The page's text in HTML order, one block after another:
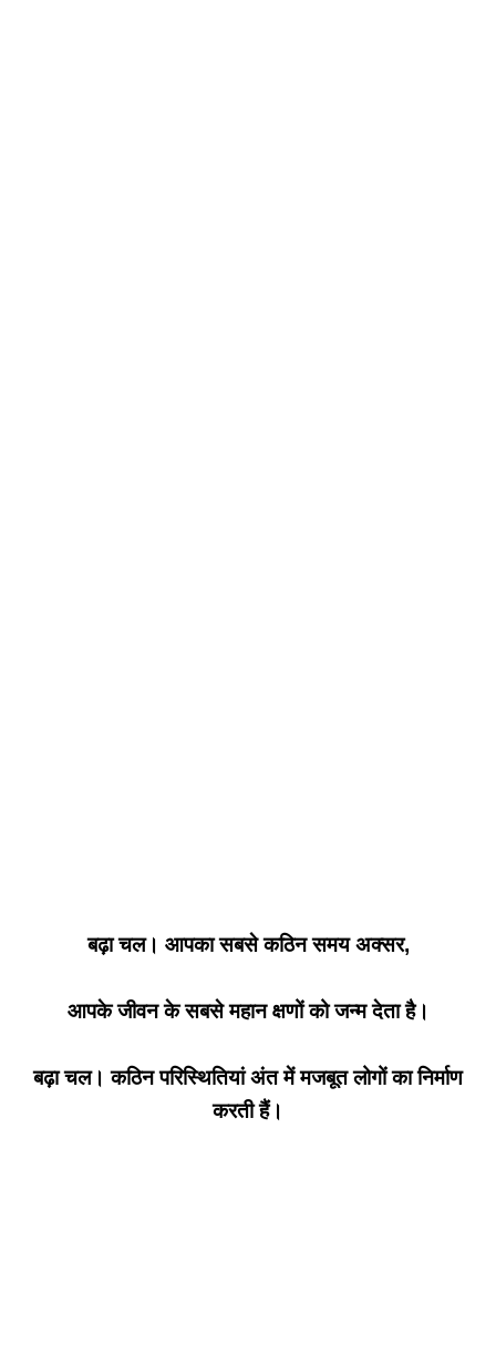
बढ़ा चल। आपका सबसे कठिन समय अक्सर,
आपके जीवन के सबसे महान क्षणों को जन्म देता है।
बढ़ा चल। कठिन परिस्थितियां अंत में मजबूत लोगों का निर्माण
करती हैं।